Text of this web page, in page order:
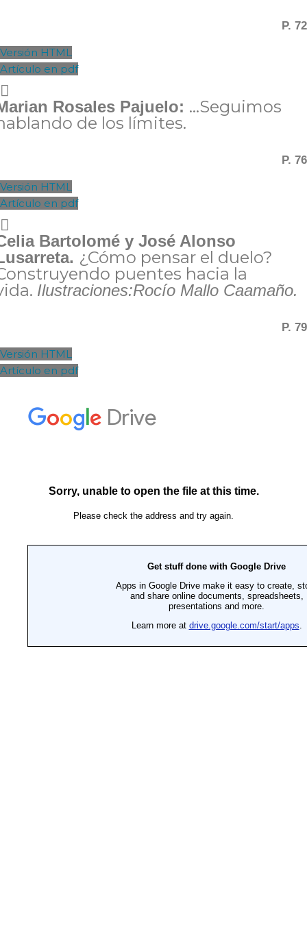
P. 72
Versión HTML
Artículo en pdf
Rosales Pajuelo: …Seguimos
de los límites.
P. 76
Versión HTML
Artículo en pdf
Bartolomé y José Alonso
¿Cómo pensar el duelo?
puentes hacia la
Ilustraciones:Rocío Mallo Caamaño.
P. 79
Versión HTML
Artículo en pdf